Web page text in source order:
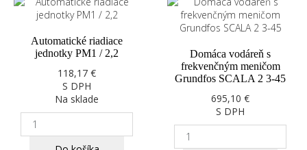
Automatické riadiace
jednotky PM1 / 2,2
118,17 €
S DPH
Na sklade
Domáca vodáreň s
frekvenčným meničom
Grundfos SCALA 2 3-45
695,10 €
S DPH